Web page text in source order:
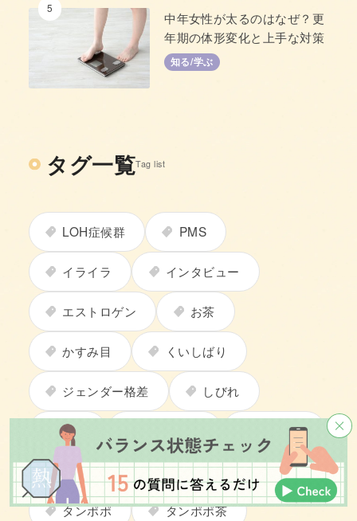
5
中年女性が太るのはなぜ？更
年期の体形変化と上手な対策
知る/学ぶ
タグ一覧Tag list
LOH症候群 PMS
イライラ インタビュー
エストロゲン お茶
かすみ目 くいしばり
ジェンダー格差 しびれ
シミ ストレス
セルフケア ダイエット
タンポポ タンポポ茶